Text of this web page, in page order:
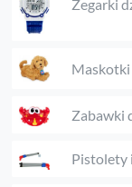
Zegarki
Maskotki
Zabawki
Pistolety